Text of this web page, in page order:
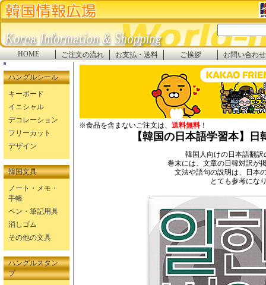
HOME ご注文の流れ お支払・送料 ご挨拶 お問い合わせ
ハングルシール
キーボード
イニシャル
デコレーション
フリーカット
デザイン
韓国文具
ノート・メモ・
手帳
ペン・筆記用具
消しゴム
その他の文具
ハングルスタン
プ
※食品を含まないご注文は、 送料無料 ！
【韓国の日本語学習本】
韓国人向けの日本語翻訳
巻末には、文章の日韓対訳が
文法や語句の説明は、日本
とても参考にな